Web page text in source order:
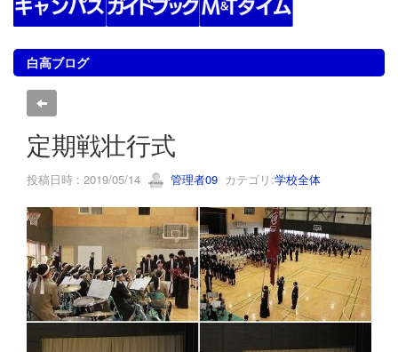
白高ブログ
定期戦壮行式
投稿日時 : 2019/05/14 管理者09 カテゴリ:学校全体